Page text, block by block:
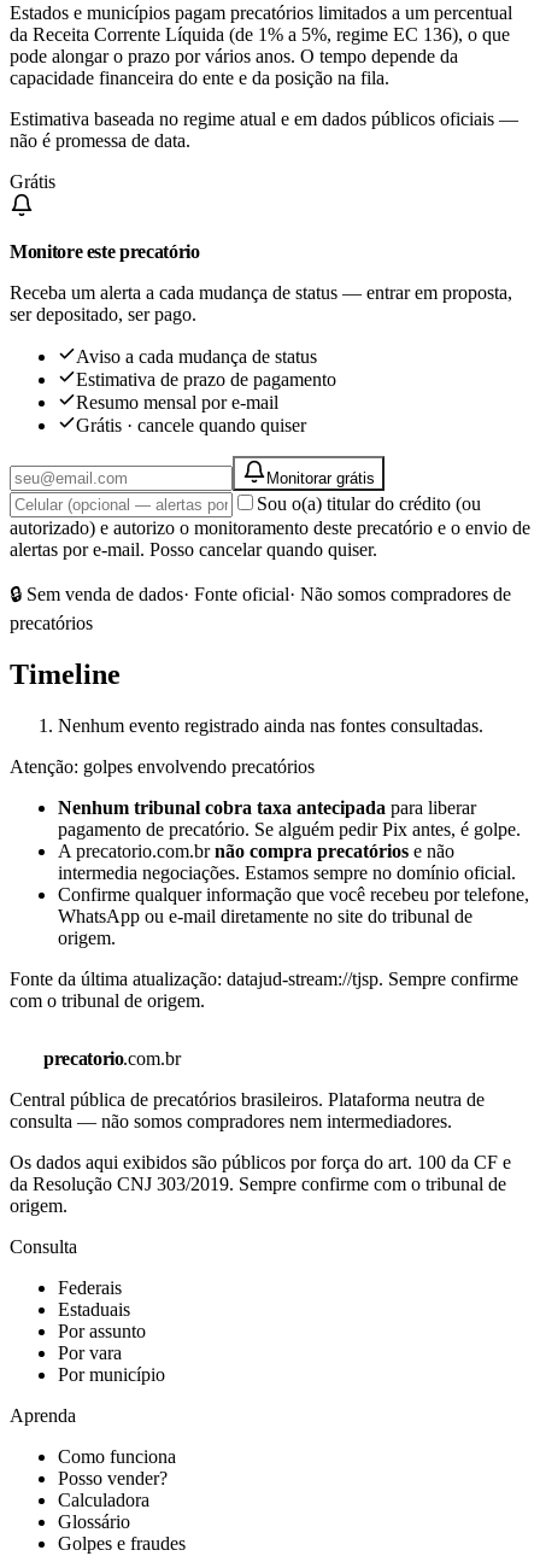
Estados e municípios pagam precatórios limitados a um percentual
da Receita Corrente Líquida (de 1% a 5%, regime EC 136), o que
pode alongar o prazo por vários anos. O tempo depende da
capacidade financeira do ente e da posição na fila.
Estimativa baseada no regime atual e em dados públicos oficiais —
não é promessa de data.
Grátis
Monitore este precatório
Receba um alerta a cada mudança de status — entrar em proposta,
ser depositado, ser pago.
Aviso a cada mudança de status
Estimativa de prazo de pagamento
Resumo mensal por e-mail
Grátis · cancele quando quiser
Monitorar grátis
Sou o(a) titular do crédito (ou
autorizado) e autorizo o monitoramento deste precatório e o envio de
alertas por e-mail. Posso cancelar quando quiser.
🔒 Sem venda de dados· Fonte oficial· Não somos compradores de
precatórios
Timeline
Nenhum evento registrado ainda nas fontes consultadas.
Atenção: golpes envolvendo precatórios
Nenhum tribunal cobra taxa antecipada para liberar
pagamento de precatório. Se alguém pedir Pix antes, é golpe.
A precatorio.com.brnão compra precatórios e não
intermedia negociações. Estamos sempre no domínio oficial.
Confirme qualquer informação que você recebeu por telefone,
WhatsApp ou e-mail diretamente no site do tribunal de
origem.
Fonte da última atualização: datajud-stream://tjsp. Sempre confirme
com o tribunal de origem.
precatorio.com.br
Central pública de precatórios brasileiros. Plataforma neutra de
consulta — não somos compradores nem intermediadores.
Os dados aqui exibidos são públicos por força do art. 100 da CF e
da Resolução CNJ 303/2019. Sempre confirme com o tribunal de
origem.
Consulta
Federais
Estaduais
Por assunto
Por vara
Por município
Aprenda
Como funciona
Posso vender?
Calculadora
Glossário
Golpes e fraudes